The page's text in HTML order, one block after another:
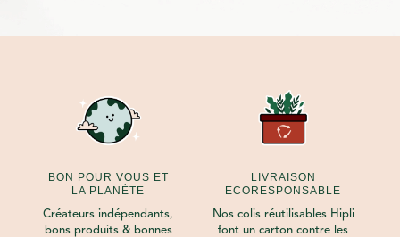
BON POUR VOUS ET
LA PLANÈTE
Créateurs indépendants,
bons produits & bonnes
LIVRAISON
ECORESPONSABLE
Nos colis réutilisables Hipli
font un carton contre les